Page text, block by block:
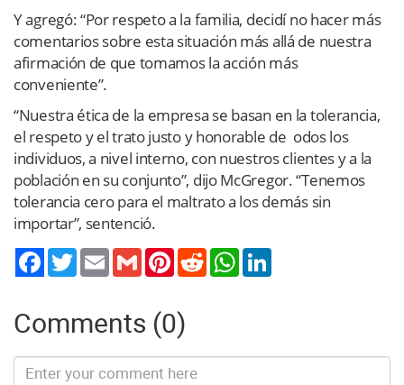
Y agregó: “Por respeto a la familia, decidí no hacer más
comentarios sobre esta situación más allá de nuestra
afirmación de que tomamos la acción más
conveniente”.
“Nuestra ética de la empresa se basan en la tolerancia,
el respeto y el trato justo y honorable de odos los
individuos, a nivel interno, con nuestros clientes y a la
población en su conjunto”, dijo McGregor. “Tenemos
tolerancia cero para el maltrato a los demás sin
importar”, sentenció.
TwitterEmail Gmail PinterestReddit WhatsApp
Comments (0)